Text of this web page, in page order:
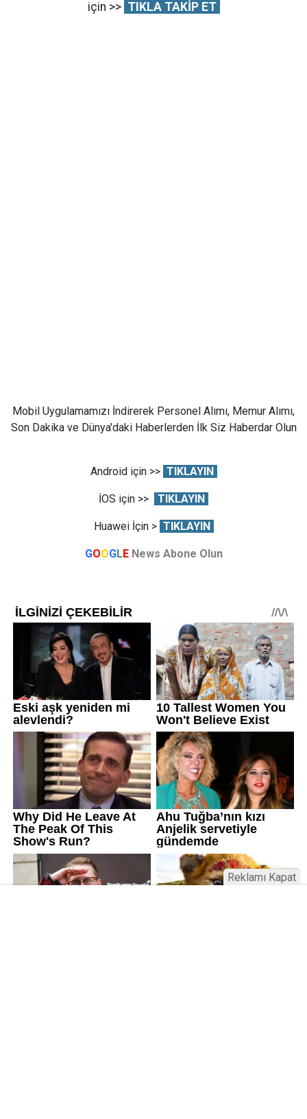
için >> TIKLA TAKİP ET
Mobil Uygulamamızı İndirerek Personel Alımı, Memur Alımı,
Son Dakika ve Dünya'daki Haberlerden İlk Siz Haberdar Olun
Android için >> TIKLAYIN
İOS için >> TIKLAYIN
Huawei İçin > TIKLAYIN
GOOGLE News Abone Olun
Reklamı Kapat